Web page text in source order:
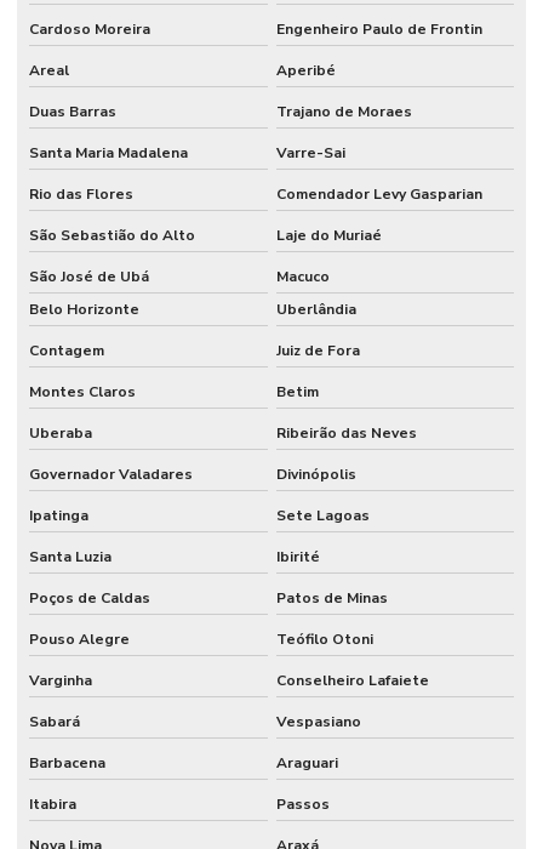
Cardoso Moreira Engenheiro Paulo de Frontin
Areal Aperibé
Duas Barras Trajano de Moraes
Santa Maria Madalena Varre-Sai
Rio das Flores Comendador Levy Gasparian
São Sebastião do Alto Laje do Muriaé
São José de Ubá
Macuco
Belo Horizonte
Uberlândia
Contagem Juiz de Fora
Montes Claros Betim
Uberaba Ribeirão das Neves
Governador Valadares Divinópolis
Ipatinga Sete Lagoas
Santa Luzia Ibirité
Poços de Caldas Patos de Minas
Pouso Alegre Teófilo Otoni
Varginha Conselheiro Lafaiete
Sabará Vespasiano
Barbacena Araguari
Itabira Passos